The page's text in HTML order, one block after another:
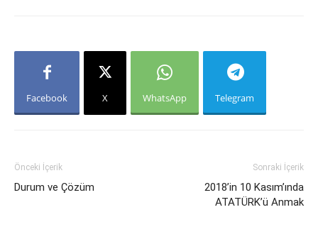
Facebook X WhatsApp Telegram
Önceki İçerik
Durum ve Çözüm
Sonraki İçerik
2018’in ‪10 Kasım’ında
ATATÜRK’ü Anmak